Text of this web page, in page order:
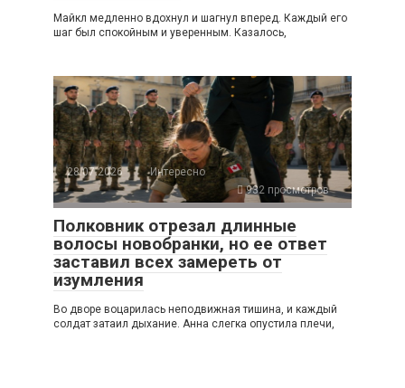
Майкл медленно вдохнул и шагнул вперед. Каждый его
шаг был спокойным и уверенным. Казалось,
28.07.2026
Интересно
932 просмотров
Полковник отрезал длинные
волосы новобранки, но ее ответ
заставил всех замереть от
изумления
Во дворе воцарилась неподвижная тишина, и каждый
солдат затаил дыхание. Анна слегка опустила плечи,